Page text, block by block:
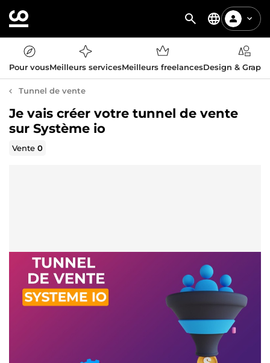
Pour vousMeilleurs servicesMeilleurs freelancesDesign &
Tunnel de vente
Je vais créer votre tunnel de vente
sur Système io
Vente0